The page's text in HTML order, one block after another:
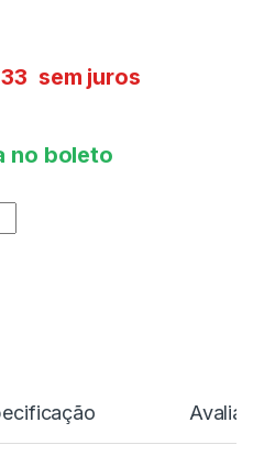
sem juros
no boleto